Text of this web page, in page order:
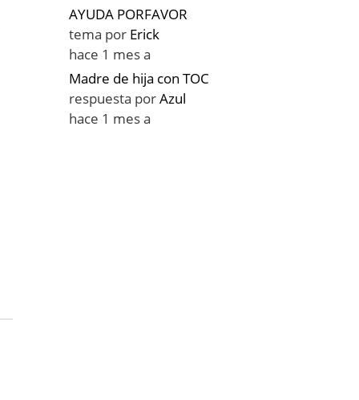
AYUDA PORFAVOR
tema por Erick
hace 1 mes a
Madre de hija con TOC
respuesta porAzul
hace 1 mes a